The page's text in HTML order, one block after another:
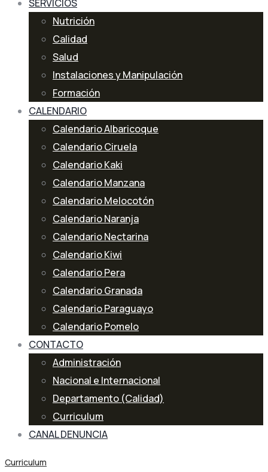
SERVICIOS
Nutrición
Calidad
Salud
Instalaciones y Manipulación
Formación
CALENDARIO
Calendario Albaricoque
Calendario Ciruela
Calendario Kaki
Calendario Manzana
Calendario Melocotón
Calendario Naranja
Calendario Nectarina
Calendario Kiwi
Calendario Pera
Calendario Granada
Calendario Paraguayo
Calendario Pomelo
CONTACTO
Administración
Nacional e Internacional
Departamento (Calidad)
Curriculum
CANAL DENUNCIA
Curriculum